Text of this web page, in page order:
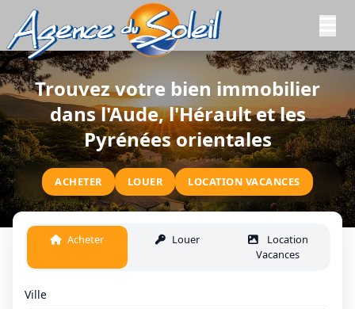
Aller au contenu principal
Trouvez votre bien immobilier
dans l'Aude, l'Hérault et les
Pyrénées orientales
ACHETER LOUER LOCATION VACANCES
Acheter Louer
Location
Vacances
Ville